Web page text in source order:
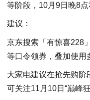
等阶段，10月9日晚8点
建议：
京东搜索「有惊喜228
等口令领券，叠加使用
大家电建议在抢先购阶
可关注11月10日“巅峰狂